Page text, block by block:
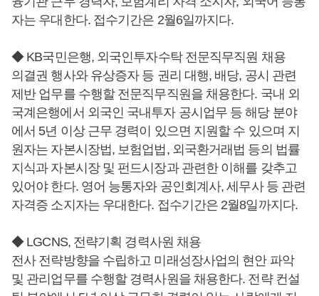
자는 우대한다. 접수기간은 2월6일까지다.
◆ KB국민은행, 외국인투자수탁 전문직무직원 채용
의결권 행사와 유상증자 등 권리 대행, 배당, 공시 관련
제반 업무를 수행할 전문직무직원을 채용한다. 국내 외
국계은행에서 외국인 국내투자 공시업무 등 해당 분야
에서 5년 이상 근무 경력이 있으면 지원할 수 있으며 지
원자는 자본시장법, 보험업법, 외국환거래법 등의 법률
지식과 자본시장 및 펀드시장과 관련한 이해를 갖추고
있어야 한다. 영어 능통자와 공인회계사, 세무사 등 관련
자격증 소지자는 우대한다. 접수기간은 2월8일까지다.
◆ LGCNS, 전략기획 경력사원 채용
전사 전략방향을 수립하고 미래성장사업의 현안 파악
및 관리업무를 수행할 경력사원을 채용한다. 전략 컨설